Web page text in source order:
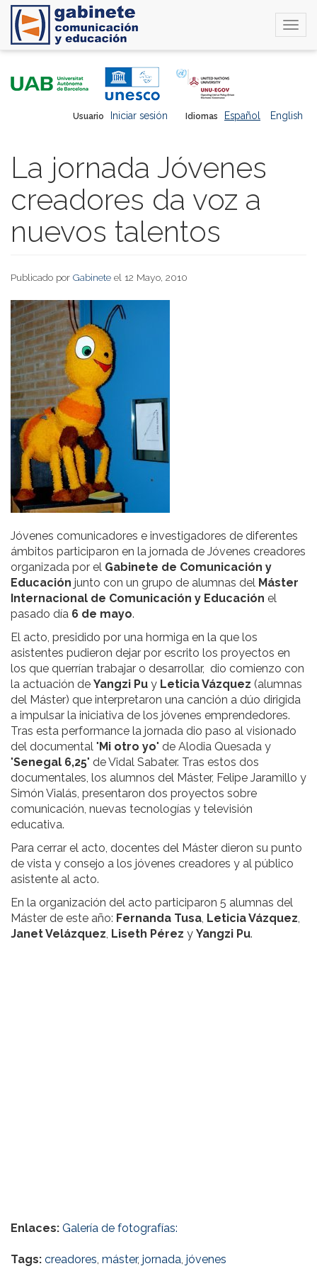
Idiomas Español English
Usuario Iniciar sesión
La jornada Jóvenes
creadores da voz a
nuevos talentos
Publicado por Gabinete el 12 Mayo, 2010
Jóvenes comunicadores e investigadores de diferentes
ámbitos participaron en la jornada de Jóvenes creadores
organizada por el Gabinete de Comunicación y
Educación junto con un grupo de alumnas del Máster
Internacional de Comunicación y Educación el
pasado día 6 de mayo.
El acto, presidido por una hormiga en la que los
asistentes pudieron dejar por escrito los proyectos en
los que querrían trabajar o desarrollar, dio comienzo con
la actuación de Yangzi Pu y Leticia Vázquez (alumnas
del Máster) que interpretaron una canción a dúo dirigida
a impulsar la iniciativa de los jóvenes emprendedores.
Tras esta performance la jornada dio paso al visionado
del documental "Mi otro yo" de Alodia Quesada y
"Senegal 6,25" de Vidal Sabater. Tras estos dos
documentales, los alumnos del Máster, Felipe Jaramillo y
Simón Vialás, presentaron dos proyectos sobre
comunicación, nuevas tecnologías y televisión
educativa.
Para cerrar el acto, docentes del Máster dieron su punto
de vista y consejo a los jóvenes creadores y al público
asistente al acto.
En la organización del acto participaron 5 alumnas del
Máster de este año: Fernanda Tusa, Leticia Vázquez,
Janet Velázquez, Liseth Pérez y Yangzi Pu.
Enlaces: Galería de fotografías:
Tags: creadores, máster, jornada, jóvenes